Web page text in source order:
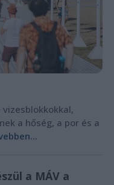
a hőség, a por és a
a MÁV a